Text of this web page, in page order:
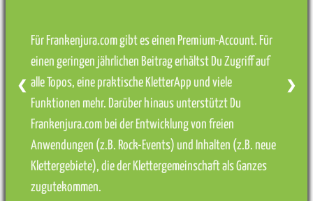
Für Frankenjura.com gibt es einen Premium-Account. Für
einen geringen jährlichen Beitrag erhältst Du Zugriff auf
alle Topos, eine praktische KletterApp und viele
Funktionen mehr. Darüber hinaus unterstützt Du
Frankenjura.com bei der Entwicklung von freien
Anwendungen (z.B. Rock-Events) und Inhalten (z.B. neue
Klettergebiete), die der Klettergemeinschaft als Ganzes
zugutekommen.
❮ ❯